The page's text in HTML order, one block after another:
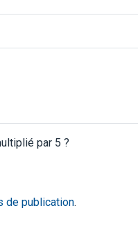
par 5 ?
de publication.